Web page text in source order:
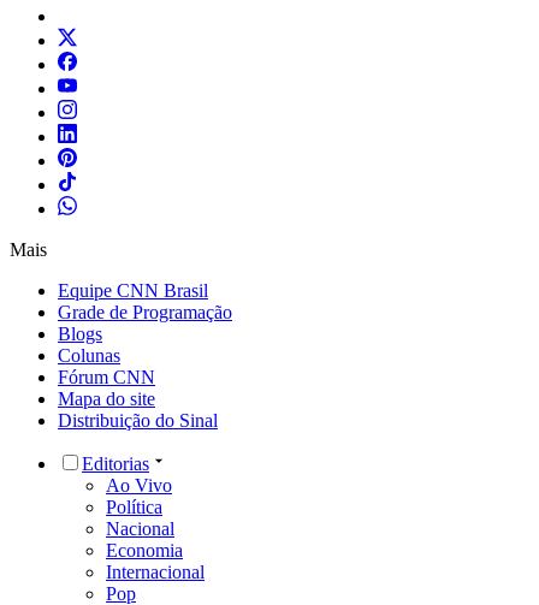
Mais
Equipe CNN Brasil
Grade de Programação
Blogs
Colunas
Fórum CNN
Mapa do site
Distribuição do Sinal
Editorias
Ao Vivo
Política
Nacional
Economia
Internacional
Pop